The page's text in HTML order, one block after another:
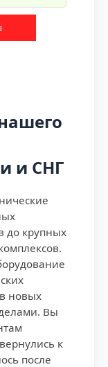
и СНГ
до крупных
новых
Вы
к
после